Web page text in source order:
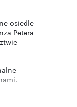
osiedle
Petera